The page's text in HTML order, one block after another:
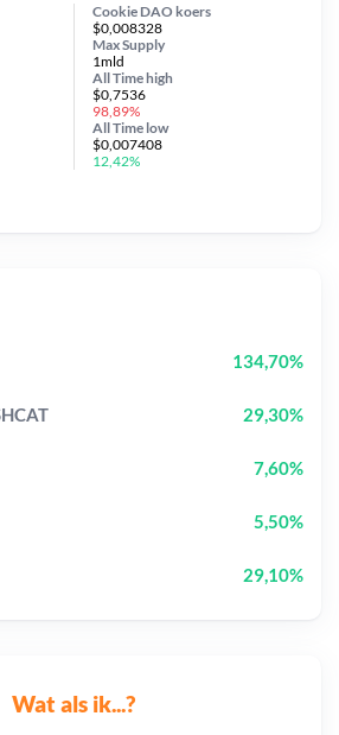
Wat als ik...?
Cookie DAO koers
$0,008328
Max Supply
1mld
All Timehigh
$0,7536
98,89%
All Time low
$0,007408
12,42%
134,70%
29,30%
7,60%
5,50%
29,10%